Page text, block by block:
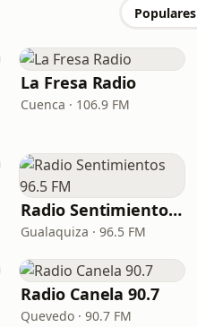
Populares
La Fresa Radio
Cuenca · 106.9 FM
Radio Sentimientos 96.5 FM
Gualaquiza · 96.5 FM
Radio Canela 90.7
Quevedo · 90.7 FM